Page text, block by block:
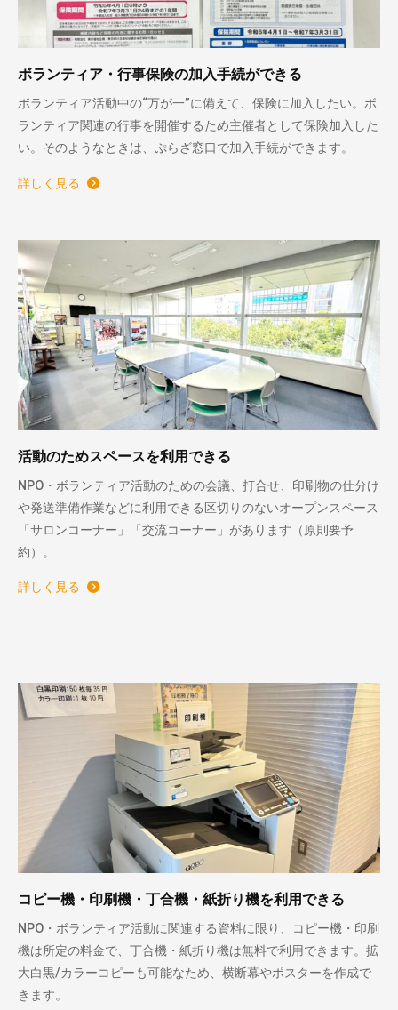
ボランティア・行事保険の加入手続ができる
ボランティア活動中の“万が一”に備えて、保険に加入したい。ボ
ランティア関連の行事を開催するため主催者として保険加入した
い。そのようなときは、ぷらざ窓口で加入手続ができます。
詳しく見る
活動のためスペースを利用できる
NPO・ボランティア活動のための会議、打合せ、印刷物の仕分け
や発送準備作業などに利用できる区切りのないオープンスペース
「サロンコーナー」「交流コーナー」があります（原則要予
約）。
詳しく見る
コピー機・印刷機・丁合機・紙折り機を利用できる
NPO・ボランティア活動に関連する資料に限り、コピー機・印刷
機は所定の料金で、丁合機・紙折り機は無料で利用できます。拡
大白黒/カラーコピーも可能なため、横断幕やポスターを作成で
きます。